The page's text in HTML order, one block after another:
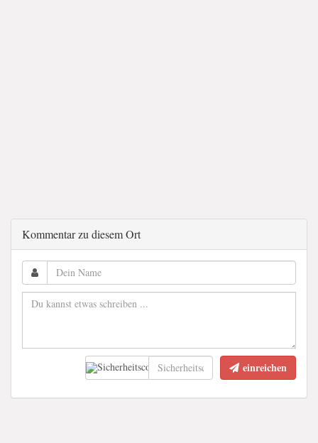
Kommentar zu diesem Ort
einreichen